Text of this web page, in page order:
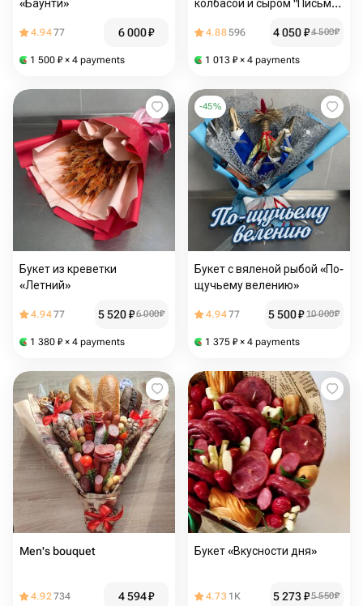
«Баунти»
4.9477 6 000₽
1 500 ₽ × 4 payments
колбасой и сыром "Письмо
4.88596 4 050₽4 500₽
1 013 ₽ × 4 payments
Букет из креветки
«Летний»
4.9477 5 520₽6 000₽
1 380 ₽ × 4 payments
-45%
Букет с вяленой рыбой «По-
щучьему велению»
4.9477 5 500₽ 10 000₽
1 375 ₽ × 4 payments
Men's bouquet
4.92734 4 594₽
Букет «Вкусности дня»
4.73 1K 5 273₽5 550₽